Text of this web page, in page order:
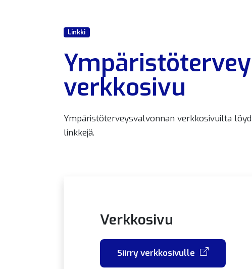
Linkki
verkkosivu
Ympäristöterveysvalvonnan verkkosivuilta
linkkejä.
Verkkosivu
Siirry verkkosivulle